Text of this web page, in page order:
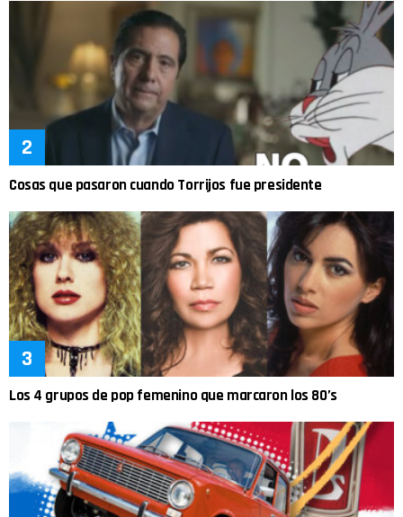
Cosas que pasaron cuando Torrijos fue presidente
Los 4 grupos de pop femenino que marcaron los 80’s